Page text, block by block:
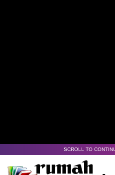
SCROLL TO